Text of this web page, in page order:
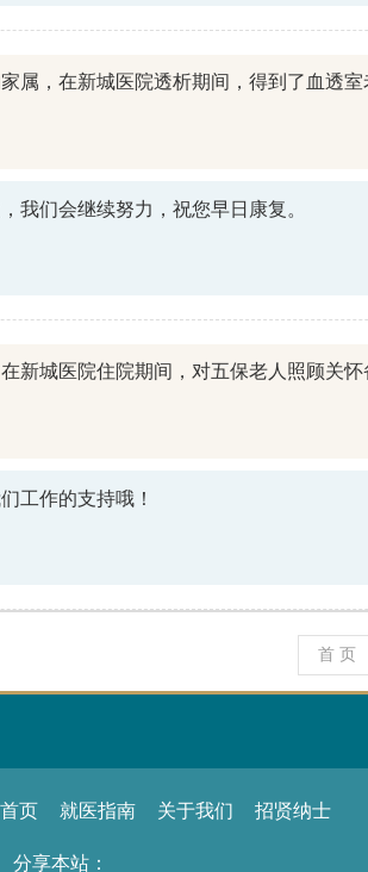
属，在新城医院透析期间，得到了血透
我们会继续努力，祝您早日康复。
新城医院住院期间，对五保老人照顾关
工作的支持哦！
首 页
页 就医指南 关于我们 招贤纳士
分享本站：